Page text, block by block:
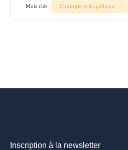
Mots clés Chirurgie orthopédique
Inscription à la newsletter